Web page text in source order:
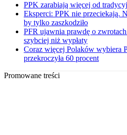
PPK zarabiają więcej od
Eksperci: PPK nie przeciekają.
by tylko zaszkodziło
PFR ujawnia prawdę o
szybciej niż wypłaty
Coraz więcej Polaków wybiera
przekroczyła 60 procent
Promowane treści